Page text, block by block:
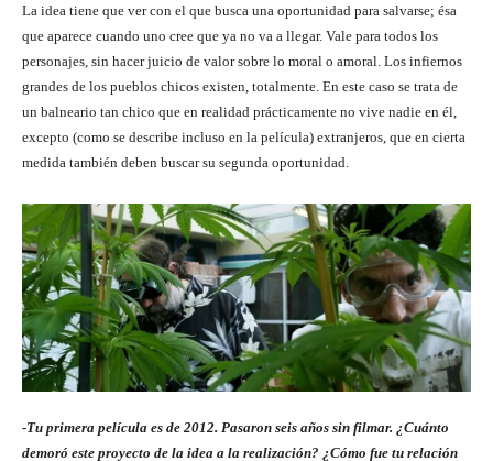
La idea tiene que ver con el que busca una oportunidad para salvarse; ésa
que aparece cuando uno cree que ya no va a llegar. Vale para todos los
personajes, sin hacer juicio de valor sobre lo moral o amoral. Los infiernos
grandes de los pueblos chicos existen, totalmente. En este caso se trata de
un balneario tan chico que en realidad prácticamente no vive nadie en él,
excepto (como se describe incluso en la película) extranjeros, que en cierta
medida también deben buscar su segunda oportunidad.
-Tu primera película es de 2012. Pasaron seis años sin filmar. ¿Cuánto
demoró este proyecto de la idea a la realización? ¿Cómo fue tu relación